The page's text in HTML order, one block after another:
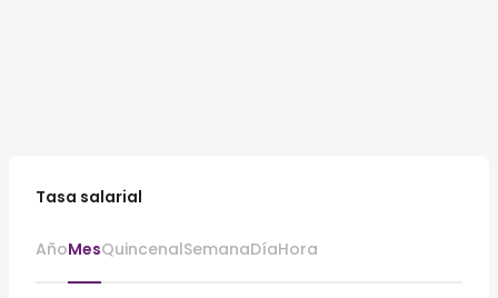
Tasa salarial
AñoMesQuincenalSemanaDíaHora